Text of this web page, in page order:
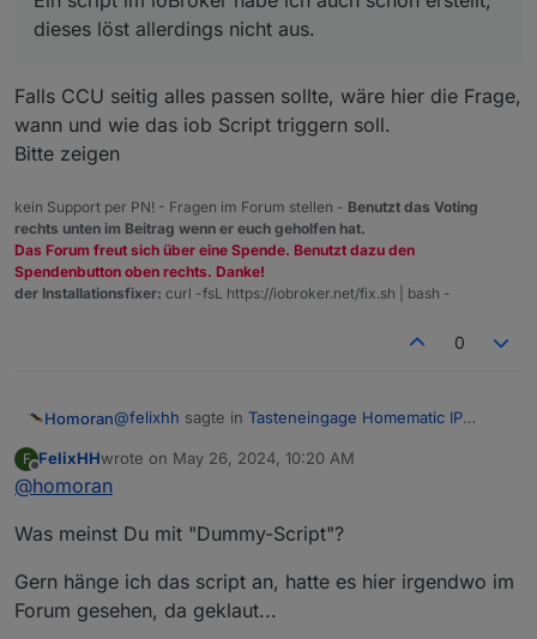
scheint dort schon eine Verbindung zu sein?
dieses löst allerdings nicht aus.
Falls CCU seitig alles passen sollte, wäre hier die Frage,
wann und wie das iob Script triggern soll.
Bitte zeigen
kein Support per PN! - Fragen im Forum stellen - Benutzt das Voting
rechts unten im Beitrag wenn er euch geholfen hat.
Das Forum freut sich über eine Spende. Benutzt dazu den
Spendenbutton oben rechts. Danke!
der Installationsfixer: curl -fsL https://iobroker.net/fix.sh | bash -
0
Homoran@felixhh sagte in Tasteneingage Homematic IP
Falls CCU seitig alles passen sollte, wäre hier die
Frage, wann und wie das iob Script triggern soll.
Bitte zeigen
F
Offline
FelixHHwrote on May 26, 2024, 10:20 AM
last edited by
@homoran
Was meinst Du mit "Dummy-Script"?
Gern hänge ich das script an, hatte es hier irgendwo im
Forum gesehen, da geklaut...